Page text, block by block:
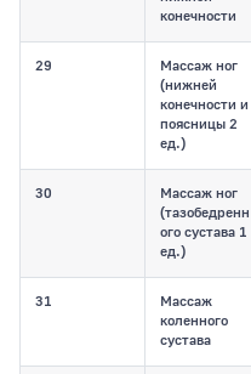
конечности
29
Массаж ног
(нижней
конечности и
поясницы 2
ед.)
30
Массаж ног
(тазобедренн
ого сустава 1
ед.)
31
Массаж
коленного
сустава